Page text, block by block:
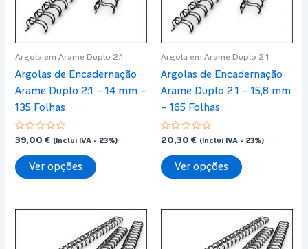
chosen
the
product
page
chosen
the
product
page
Argola em Arame Duplo 2.1
Argolas de Encadernação
Arame Duplo 2:1 – 14 mm –
135 Folhas
Avaliação
de
5
39,00€ (Inclui IVA - 23%)
Ver opções
product
multiple
variants.
The
Argola em Arame Duplo 2.1
Argolas de Encadernação
Arame Duplo 2:1 – 15,8 mm
– 165 Folhas
Avaliação
de
5
20,30 € (Inclui IVA - 23%)
Ver opções
product
multiple
variants.
The